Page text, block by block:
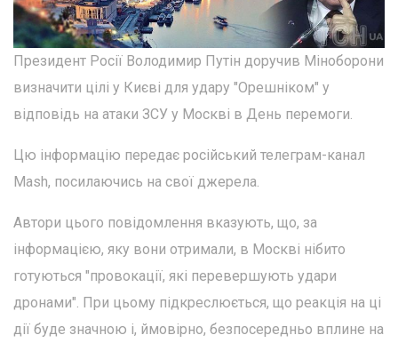
Президент Росії Володимир Путін доручив Міноборони
визначити цілі у Києві для удару "Орешніком" у
відповідь на атаки ЗСУ у Москві в День перемоги.
Цю інформацію передає російський телеграм-канал
Mash, посилаючись на свої джерела.
Автори цього повідомлення вказують, що, за
інформацією, яку вони отримали, в Москві нібито
готуються "провокації, які перевершують удари
дронами". При цьому підкреслюється, що реакція на ці
дії буде значною і, ймовірно, безпосередньо вплине на